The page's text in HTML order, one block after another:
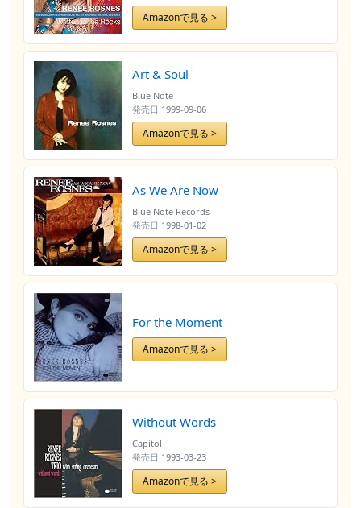
Amazonで見る >
Art & Soul
Blue Note
発売日 1999-09-06
Amazonで見る >
As We Are Now
Blue Note Records
発売日 1998-01-02
Amazonで見る >
For the Moment
Amazonで見る >
Without Words
Capitol
発売日 1993-03-23
Amazonで見る >